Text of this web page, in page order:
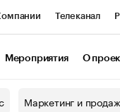
Телеканал
Мероприятия О
Маркетинг и